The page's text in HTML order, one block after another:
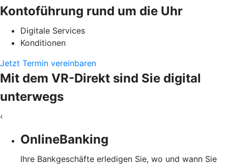
Kontoführung rund um die Uhr
Digitale Services
Konditionen
Jetzt Termin vereinbaren
Mit dem VR-Direkt sind Sie digital
unterwegs
‹
OnlineBanking
Ihre Bankgeschäfte erledigen Sie, wo und wann Sie